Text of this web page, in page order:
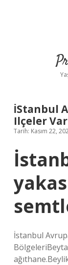
İStanbul
Ilçeler Var
Tarih: Kasım 22,
İstanbul